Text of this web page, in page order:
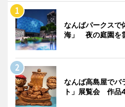
なんばパークスで
海」 夜の庭園を
なんば高島屋でバ
ト」展覧会 作品